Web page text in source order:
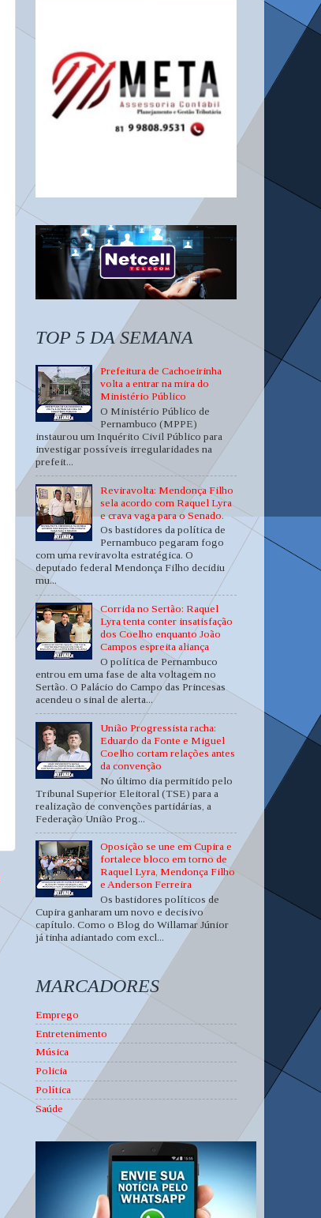
TOP 5 DA SEMANA
Prefeitura de Cachoeirinha
volta a entrar na mira do
Ministério Público
O Ministério Público de
Pernambuco (MPPE)
instaurou um Inquérito Civil Público para
investigar possíveis irregularidades na
prefeit...
Reviravolta: Mendonça Filho
sela acordo com Raquel Lyra
e crava vaga para o Senado.
Os bastidores da política de
Pernambuco pegaram fogo
com uma reviravolta estratégica. O
deputado federal Mendonça Filho decidiu
mu...
Corrida no Sertão: Raquel
Lyra tenta conter insatisfação
dos Coelho enquanto João
Campos espreita aliança
O política de Pernambuco
entrou em uma fase de alta voltagem no
Sertão. O Palácio do Campo das Princesas
acendeu o sinal de alerta...
União Progressista racha:
Eduardo da Fonte e Miguel
Coelho cortam relações antes
da convenção
No último dia permitido pelo
Tribunal Superior Eleitoral (TSE) para a
realização de convenções partidárias, a
Federação União Prog...
Oposição se une em Cupira e
fortalece bloco em torno de
Raquel Lyra, Mendonça Filho
e Anderson Ferreira
Os bastidores políticos de
Cupira ganharam um novo e decisivo
capítulo. Como o Blog do Willamar Júnior
já tinha adiantado com excl...
MARCADORES
Emprego
Entretenimento
Música
Policia
Política
Saúde